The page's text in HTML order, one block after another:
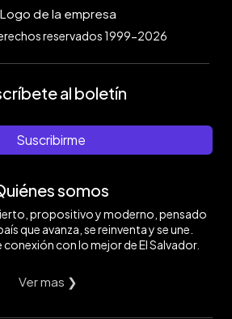
reservados 1999-2026
al boletín
Suscribirme
somos
propositivo y moderno, pensado
que avanza, se reinventa y se une.
con lo mejor de El Salvador.
Ver mas ❯